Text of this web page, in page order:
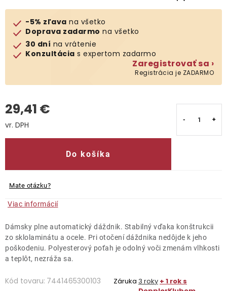
Predávané značky
Klub výhod
Kontakty
-5% zľava na všetko
Doprava zadarmo na všetko
30 dní na vrátenie
Konzultácia s expertom zadarmo
Zaregistrovať sa ›
Registrácia je ZADARMO
29,41 €
Do košíka
Mate otázku?
Viac informácií
Dámsky plne automatický dáždnik. Stabilný vďaka konštrukcii
zo sklolaminátu a ocele. Pri otočení dáždnika nedôjde k jeho
poškodeniu. Polyesterový poťah je odolný voči zmenám vlhkosti
a teplôt, nezráža sa.
Kód tovaru: 7441465300103 Záruka 3 roky + 1 rok s